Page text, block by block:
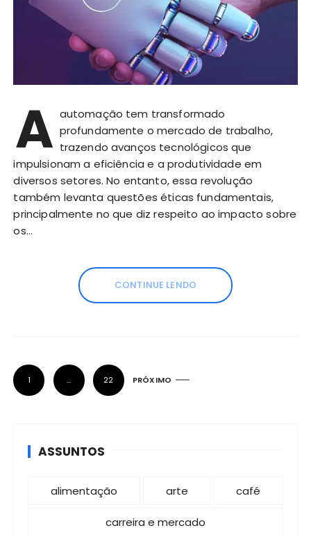
A automação tem transformado
profundamente o mercado de trabalho,
trazendo avanços tecnológicos que
impulsionam a eficiência e a produtividade em
diversos setores. No entanto, essa revolução
também levanta questões éticas fundamentais,
principalmente no que diz respeito ao impacto sobre
os…
CONTINUE LENDO
P
a1 … 22 PRÓXIMO
ASSUNTOS
alimentação arte café
carreira e mercado